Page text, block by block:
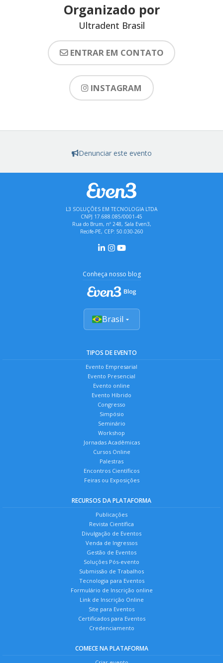
Organizado por
Ultradent Brasil
ENTRAR EM CONTATO
INSTAGRAM
Denunciar este evento
L3 SOLUÇÕES EM TECNOLOGIA LTDA
CNPJ 17.688.085/0001-45
Rua do Brum, nº 248, Sala Even3,
Recife-PE, CEP: 50.030-260
Conheça nosso blog
Brasil
TIPOS DE EVENTO
Evento Empresarial
Evento Presencial
Evento online
Evento Híbrido
Congresso
Simpósio
Seminário
Workshop
Jornadas Acadêmicas
Cursos Online
Palestras
Encontros Científicos
Feiras ou Exposições
RECURSOS DA PLATAFORMA
Publicações
Revista Científica
Divulgação de Eventos
Venda de Ingressos
Gestão de Eventos
Soluções Pós-evento
Submissão de Trabalhos
Tecnologia para Eventos
Formulário de Inscrição online
Link de Inscrição Online
Site para Eventos
Certificados para Eventos
Credenciamento
COMECE NA PLATAFORMA